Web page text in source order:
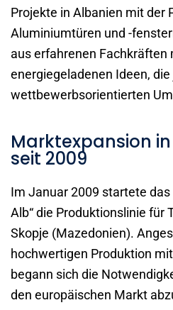
Projekte in Albanien mit der
Aluminiumtüren und -
aus erfahrenen Fachkräften
energiegeladenen Ideen,
wettbewerbsorientierten
Marktexpansion
seit 2009
Im Januar 2009 startete
Alb“ die Produktionslinie für
Skopje (Mazedonien).
hochwertigen Produktion
begann sich die
den europäischen Markt